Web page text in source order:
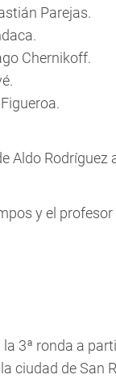
Parejas.
Chernikoff.
Aldo Rodríguez
y el
3ª ronda a
ciudad de San